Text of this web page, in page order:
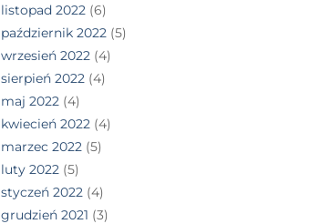
listopad 2022(6)
październik 2022(5)
wrzesień 2022(4)
sierpień 2022(4)
maj 2022(4)
kwiecień 2022(4)
marzec 2022(5)
luty 2022(5)
styczeń 2022(4)
grudzień 2021 (3)